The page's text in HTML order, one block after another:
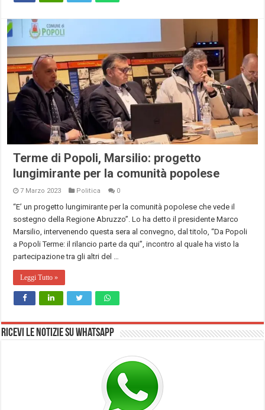
Terme di Popoli, Marsilio: progetto
lungimirante per la comunità popolese
7 Marzo 2023 Politica 0
“E’ un progetto lungimirante per la comunità popolese che vede il
sostegno della Regione Abruzzo”. Lo ha detto il presidente Marco
Marsilio, intervenendo questa sera al convegno, dal titolo, “Da Popoli
a Popoli Terme: il rilancio parte da qui”, incontro al quale ha visto la
partecipazione tra gli altri del …
Leggi Tutto »
Ricevi le notizie su Whatsapp